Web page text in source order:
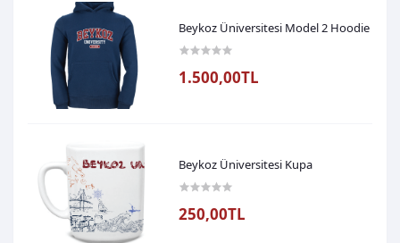
Beykoz Üniversitesi Model 2 Hoodie
1.500,00TL
Beykoz Üniversitesi Kupa
250,00TL